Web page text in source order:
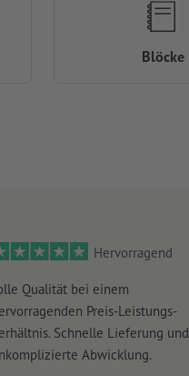
Hervorragend
Qualität bei einem
Preis-Leistungs-
Schnelle Lieferung und
Abwicklung.
Blöcke